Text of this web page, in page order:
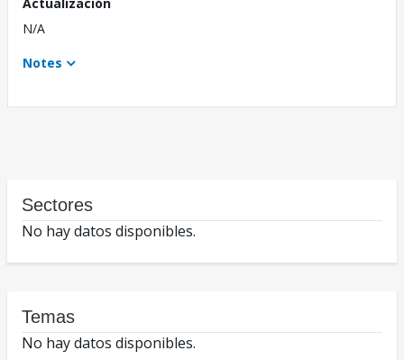
Actualización
N/A
Notes
Sectores
No hay datos disponibles.
Temas
No hay datos disponibles.